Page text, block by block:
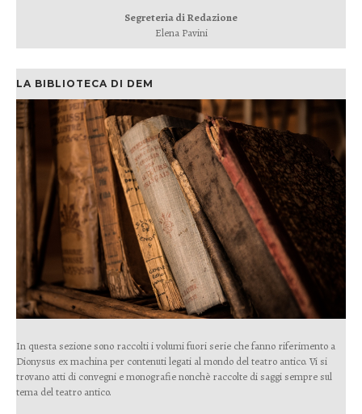
Segreteria di Redazione
Elena Pavini
LA BIBLIOTECA DI DEM
In questa sezione sono raccolti i volumi fuori serie che fanno riferimento a
Dionysus ex machina per contenuti legati al mondo del teatro antico. Vi si
trovano atti di convegni e monografie nonchè raccolte di saggi sempre sul
tema del teatro antico.